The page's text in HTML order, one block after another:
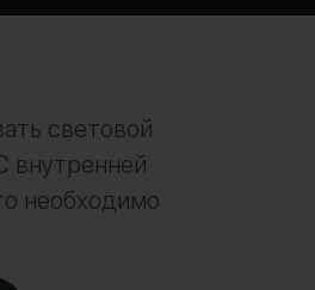
световой
внутренней
необходимо